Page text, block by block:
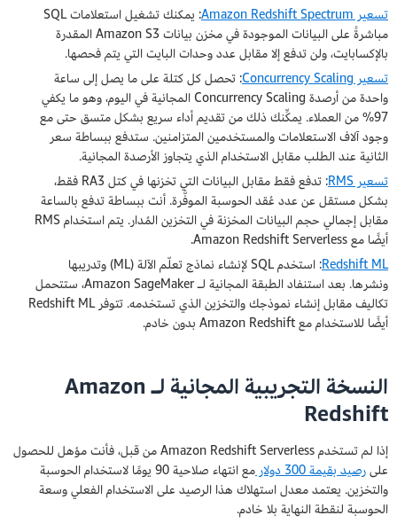
تسعير Amazon Redshift Spectrum
: يمكنك تشغيل استعلامات SQL
مباشرةً على البيانات الموجودة في مخزن بيانات Amazon S3 المقدرة
بالإكسابايت، ولن تدفع إلا مقابل عدد وحدات البايت التي يتم فحصها.
تسعير Concurrency Scaling
: تحصل كل كتلة على ما يصل إلى ساعة
واحدة من أرصدة Concurrency Scaling المجانية في اليوم، وهو ما يكفي
97% من العملاء. يمكِّنك ذلك من تقديم أداء سريع بشكل متسق حتى مع
وجود آلاف الاستعلامات والمستخدمين المتزامنين. ستدفع ببساطة سعر
الثانية عند الطلب مقابل الاستخدام الذي يتجاوز الأرصدة المجانية.
تسعير RMS
: تدفع فقط مقابل البيانات التي تخزنها في كتل RA3 فقط،
بشكل مستقل عن عدد عُقد الحوسبة الموفَّرة. أنت ببساطة تدفع بالساعة
مقابل إجمالي حجم البيانات المخزنة في التخزين المُدار. يتم استخدام RMS
أيضًا مع Amazon Redshift Serverless.
Redshift ML
: استخدم SQL لإنشاء نماذج تعلّم الآلة (ML) وتدريبها
ونشرها. بعد استنفاد الطبقة المجانية لـ Amazon SageMaker، ستتحمل
تكاليف مقابل إنشاء نموذجك والتخزين الذي تستخدمه. تتوفر Redshift ML
أيضًا للاستخدام مع Amazon Redshift بدون خادم.
النسخة التجريبية المجانية لـ Amazon
Redshift
إذا لم تستخدم Amazon Redshift Serverless من قبل، فأنت مؤهل للحصول
علىرصيد بقيمة 300 دولار
مع انتهاء صلاحية 90 يومًا لاستخدام الحوسبة
والتخزين. يعتمد معدل استهلاك هذا الرصيد على الاستخدام الفعلي وسعة
الحوسبة لنقطة النهاية بلا خادم.